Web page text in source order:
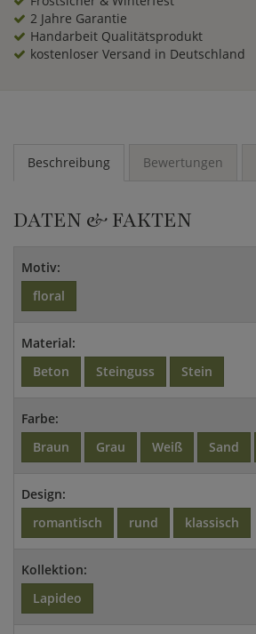
2 Jahre Garantie
Handarbeit Qualitätsprodukt
kostenloser Versand in Deutschland
Beschreibung Bewertungen
DATEN & FAKTEN
Motiv:
floral
Material:
Beton
Steinguss Stein
Farbe:
Braun
Grau Weiß Sand
Design:
romantisch
rund klassisch
Kollektion:
Lapideo